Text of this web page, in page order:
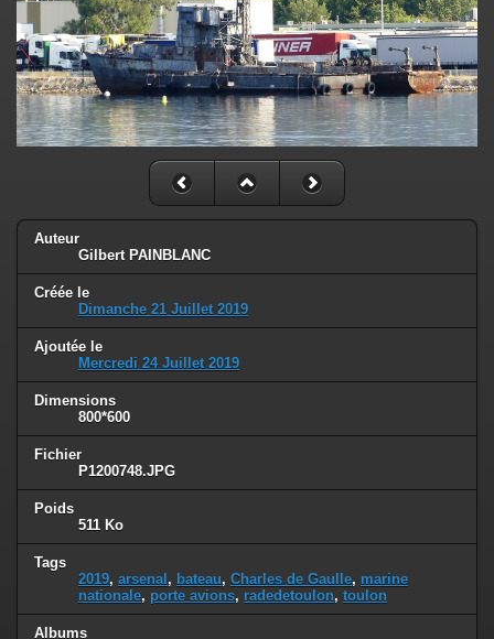
Auteur
Gilbert PAINBLANC
Créée le
Dimanche 21 Juillet 2019
Ajoutée le
Mercredi 24 Juillet 2019
Dimensions
800*600
Fichier
P1200748.JPG
Poids
511 Ko
Tags
2019, arsenal , bateau, Charles de Gaulle, marine
nationale, porte avions, radedetoulon, toulon
Albums